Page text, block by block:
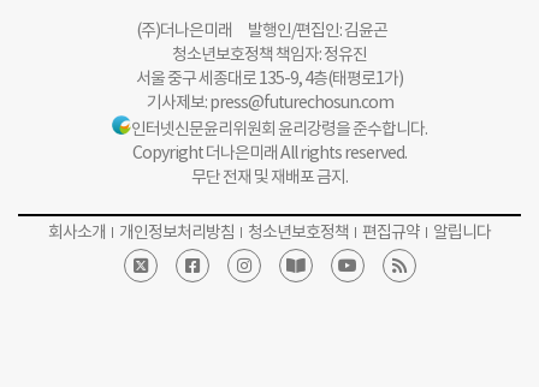
(주)더나은미래 발행인/편집인: 김윤곤
청소년보호정책 책임자: 정유진
서울 중구 세종대로 135-9, 4층(태평로1가)
기사제보:press@futurechosun.com
인터넷신문윤리위원회 윤리강령을 준수합니다.
Copyright 더나은미래 All rights reserved.
무단 전재 및 재배포 금지.
회사소개 개인정보처리방침 청소년보호정책 편집규약 알립니다